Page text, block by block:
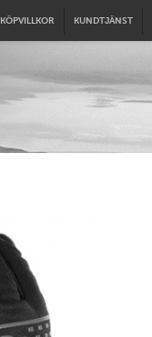
KÖPVILLKOR KUNDTJÄNST